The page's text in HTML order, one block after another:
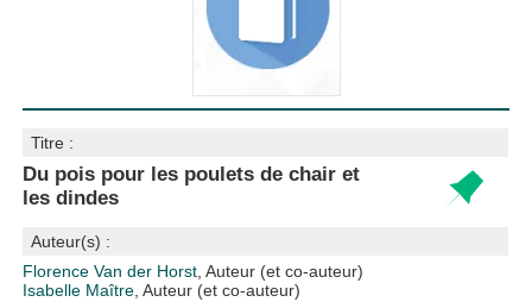
Titre :
Du pois pour les poulets de chair et
les dindes
Auteur(s) :
Florence Van der Horst , Auteur (et co-auteur)
Isabelle Maître , Auteur (et co-auteur)